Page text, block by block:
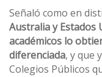
Señaló como en
Australia y Estados
académicos lo
diferenciada, y que
Colegios Públicos